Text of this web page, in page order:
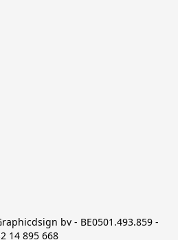
bv - BE0501.493.859 -
14 895 668